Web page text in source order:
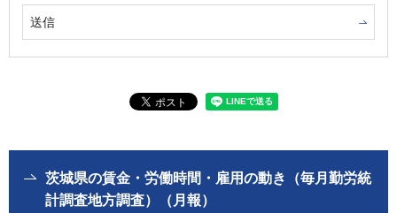
茨城県の賃金・労働時間・雇用の動き（毎月勤労統
計調査地方調査）（月報）